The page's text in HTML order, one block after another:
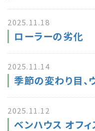
2025.11.18
ローラーの劣化
2025.11.14
季節の変わり目、
2025.11.12
ベンハウス オフ